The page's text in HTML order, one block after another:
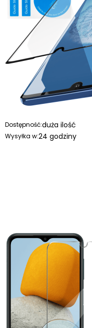
Dostępność:duża ilość
Wysyłka w:24 godziny